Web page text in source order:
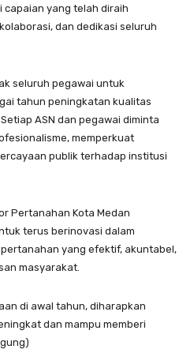
capaian yang telah diraih
dan dedikasi seluruh
seluruh pegawai untuk
tahun peningkatan kualitas
ASN dan pegawai diminta
memperkuat
publik terhadap institusi
Pertanahan Kota Medan
terus berinovasi dalam
yang efektif, akuntabel,
masyarakat.
di awal tahun, diharapkan
dan mampu memberi